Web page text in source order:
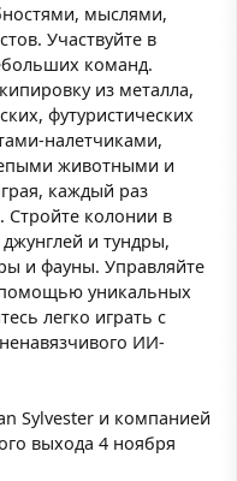
мыслями,
Участвуйте в
команд.
из металла,
футуристических
налетчиками,
животными и
каждый раз
Стройте колонии в
и тундры,
и фауны. Управляйте
помощью уникальных
легко играть с
ИИ-
Sylvester и компанией
выхода 4 ноября